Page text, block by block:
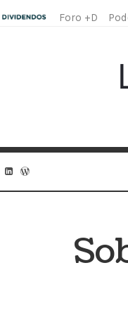
Foro +D